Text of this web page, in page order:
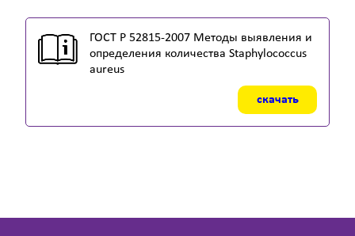
ГОСТ Р 52815-2007 Методы выявления и
определения количества Staphylococcus
aureus
скачать